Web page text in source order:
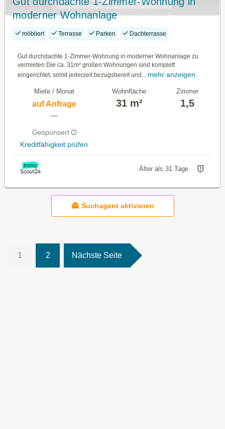
moderner Wohnanlage
möbliert Terrasse Parken Dachterrasse
Gut durchdachte 1-Zimmer-Wohnung in moderner Wohnanlage zu
vermieten Die ca. 31m² großen Wohnungen sind komplett
eingerichtet, somit jederzeit bezugsbereit und...
mehr anzeigen
Miete / Monat
auf Anfrage
—
Gesponsert
Kreditfähigkeit prüfen
Wohnfläche
31 m²
Zimmer
1,5
Älter als 31 Tage
Suchagent aktivieren
1 2 Nächste Seite